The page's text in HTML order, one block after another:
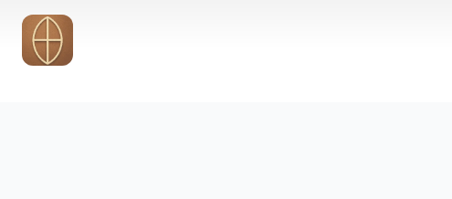
Skip to main content